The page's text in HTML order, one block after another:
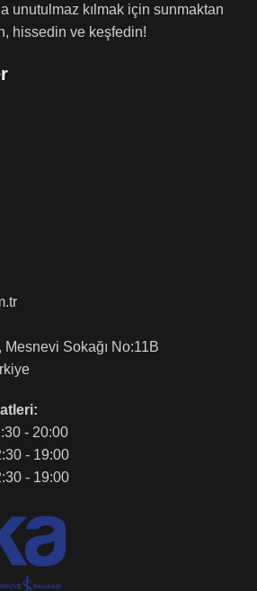
unutulmaz kılmak için sunmaktan
hissedin ve keşfedin!
Sokağı No:11B
- 20:00
- 19:00
- 19:00